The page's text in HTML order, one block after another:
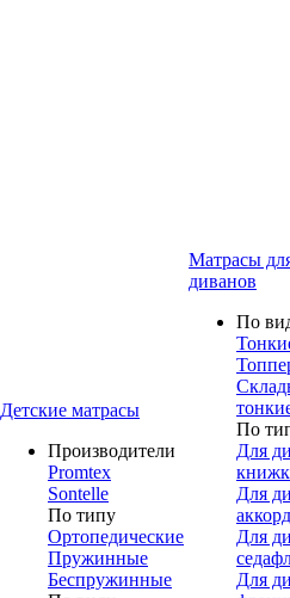
Детские матрасы
Производители
Promtex
Sontelle
По типу
Ортопедические
Пружинные
Беспружинные
Матрасы
диванов
По
По
Для
Для
Для
Для